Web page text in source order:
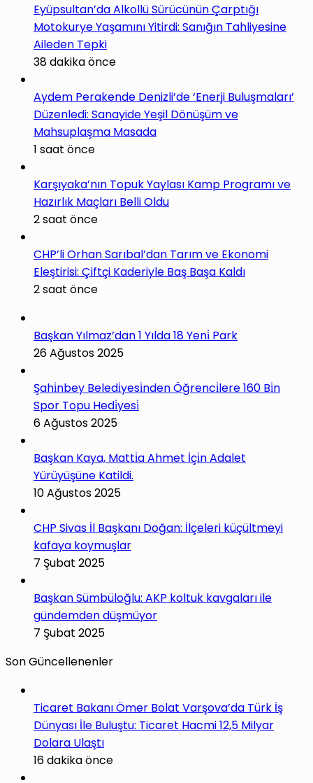
Eyüpsultan’da Alkollü Sürücünün Çarptığı
Motokurye Yaşamını Yitirdi: Sanığın Tahliyesine
Aileden Tepki
38 dakika önce
Aydem Perakende Denizli’de ‘Enerji Buluşmaları’
Düzenledi: Sanayide Yeşil Dönüşüm ve
Mahsuplaşma Masada
1 saat önce
Karşıyaka’nın Topuk Yaylası Kamp Programı ve
Hazırlık Maçları Belli Oldu
2 saat önce
CHP’li Orhan Sarıbal’dan Tarım ve Ekonomi
Eleştirisi: Çiftçi Kaderiyle Baş Başa Kaldı
2 saat önce
Başkan Yılmaz’dan 1 Yılda 18 Yeni̇ Park
26 Ağustos 2025
Şahi̇nbey Beledi̇yesi̇nden Öğrenci̇lere 160 Bi̇n
Spor Topu Hedi̇yesi̇
6 Ağustos 2025
Başkan Kaya, Matti̇a Ahmet İçi̇n Adalet
Yürüyüşüne Katildi.
10 Ağustos 2025
CHP Sivas İl Başkanı Doğan: İlçeleri küçültmeyi
kafaya koymuşlar
7 Şubat 2025
Başkan Sümbüloğlu: AKP koltuk kavgaları ile
gündemden düşmüyor
7 Şubat 2025
Son Güncellenenler
Ticaret Bakanı Ömer Bolat Varşova’da Türk İş
Dünyası İle Buluştu: Ticaret Hacmi 12,5 Milyar
Dolara Ulaştı
16 dakika önce